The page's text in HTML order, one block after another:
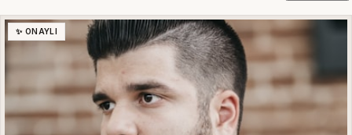
✨ ONAYLI